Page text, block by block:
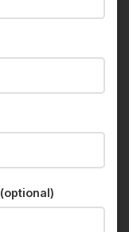
(optional)